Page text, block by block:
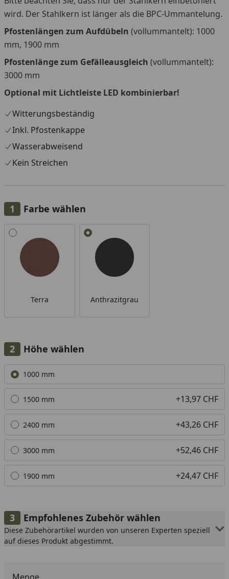
wird. Der Stahlkern ist länger als die BPC-Ummantelung.
Pfostenlängen zum Aufdübeln (vollummantelt): 1000
mm, 1900 mm
Pfostenlänge zum Gefälleausgleich (vollummantelt):
3000 mm
Optional mit Lichtleiste LED kombinierbar!
Witterungsbeständig
Inkl. Pfostenkappe
Wasserabweisend
Kein Streichen
Farbe wählen
Alle anzeigen (2)
Terra Anthrazitgrau
Höhe wählen
Alle anzeigen (5)
1000 mm
1500 mm +13,97 CHF
2400 mm +43,26 CHF
3000 mm +52,46 CHF
1900 mm +24,47 CHF
Empfohlenes Zubehör wählen
Diese Zubehörartikel wurden von unseren Experten speziell
auf dieses Produkt abgestimmt.